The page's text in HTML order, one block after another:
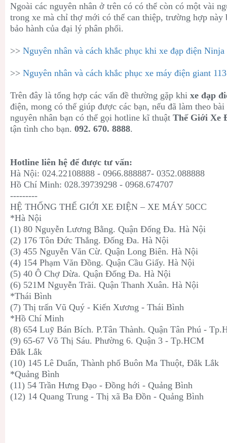
Ngoài các nguyên nhân ở trên có có thể còn có một vài
trong xe mà chỉ thợ mới có thể can thiệp, trường hợp này
bảo hành của đại lý phân phối.
>> Nguyên nhân và cách khắc phục khi xe đạp điện
>> Nguyên nhân và cách khắc phục xe máy điện giant
Trên đây là tổng hợp các vấn đề thường gặp khi xe đạp
điện, mong có thể giúp được các bạn, nếu đã làm theo
nguyên nhân bạn có thể gọi hotline kĩ thuật Thế Giới Xe
tận tình cho bạn. 092. 670. 8888.
Hotline liên hệ để được tư vấn:
Hà Nội: 024.22108888 - 0966.888887- 0352.088888
Hồ Chí Minh: 028.39739298 - 0968.674707
---------
HỆ THỐNG THẾ GIỚI XE ĐIỆN – XE MÁY 50CC
*Hà Nội
(1) 80 Nguyễn Lương Bằng. Quận Đống Đa. Hà Nội
(2) 176 Tôn Đức Thắng. Đống Đa. Hà Nội
(3) 455 Nguyễn Văn Cừ. Quận Long Biên. Hà Nội
(4) 154 Phạm Văn Đồng. Quận Cầu Giấy. Hà Nội
(5) 40 Ô Chợ Dừa. Quận Đống Đa. Hà Nội
(6) 521M Nguyễn Trãi. Quận Thanh Xuân. Hà Nội
*Thái Bình
(7) Thị trấn Vũ Quý - Kiến Xương - Thái Bình
*Hồ Chí Minh
(8) 654 Luỹ Bán Bích. P.Tân Thành. Quận Tân Phú -
(9) 65-67 Võ Thị Sáu. Phường 6. Quận 3 - Tp.HCM
Đắk Lắk
(10) 145 Lê Duẩn, Thành phố Buôn Ma Thuột, Đắk Lắk
*Quảng Bình
(11) 54 Trần Hưng Đạo - Đồng hới - Quảng Bình
(12) 14 Quang Trung - Thị xã Ba Đồn - Quảng Bình